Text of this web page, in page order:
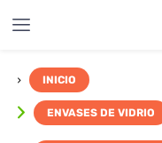
INICIO
ENVASES DE VIDRIO